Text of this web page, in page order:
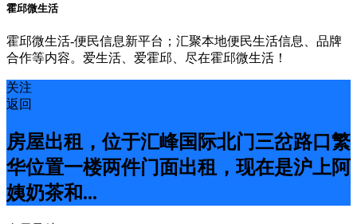
霍邱微生活
霍邱微生活-便民信息新平台；汇聚本地便民生活信息、品牌
合作等内容。爱生活、爱霍邱、尽在霍邱微生活！
关注
返回
房屋出租，位于汇峰国际北门三岔路口繁
华位置一楼两件门面出租，现在是沪上阿
姨奶茶和...